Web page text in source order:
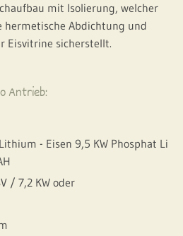
mit Isolierung, welcher
hermetische Abdichtung und
Eisvitrine sicherstellt.
Antrieb:
- Eisen 9,5 KW Phosphat Li
/ 7,2 KW oder